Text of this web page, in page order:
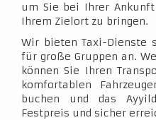
um Sie bei Ihrer
Ihrem Zielort zu bringen.
Wir bieten Taxi-Dienste
für große Gruppen an.
können Sie Ihren
komfortablen
buchen und das
Festpreis und sicher